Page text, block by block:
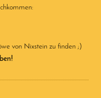
von Nixstein zu finden ;)